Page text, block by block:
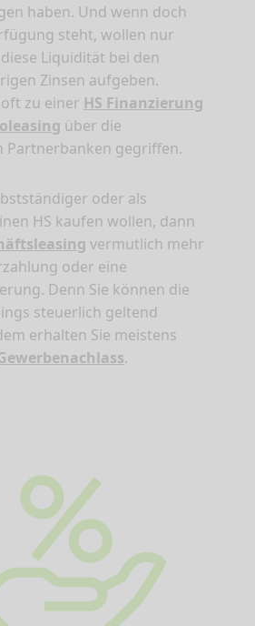
haben. Und wenn doch
steht, wollen nur
Liquidität bei den
Zinsen aufgeben.
zu einer HS Finanzierung
über die
Partnerbanken gegriffen.
oder als
HS kaufen wollen, dann
vermutlich mehr
oder eine
Denn Sie können die
steuerlich geltend
erhalten Sie meistens
.